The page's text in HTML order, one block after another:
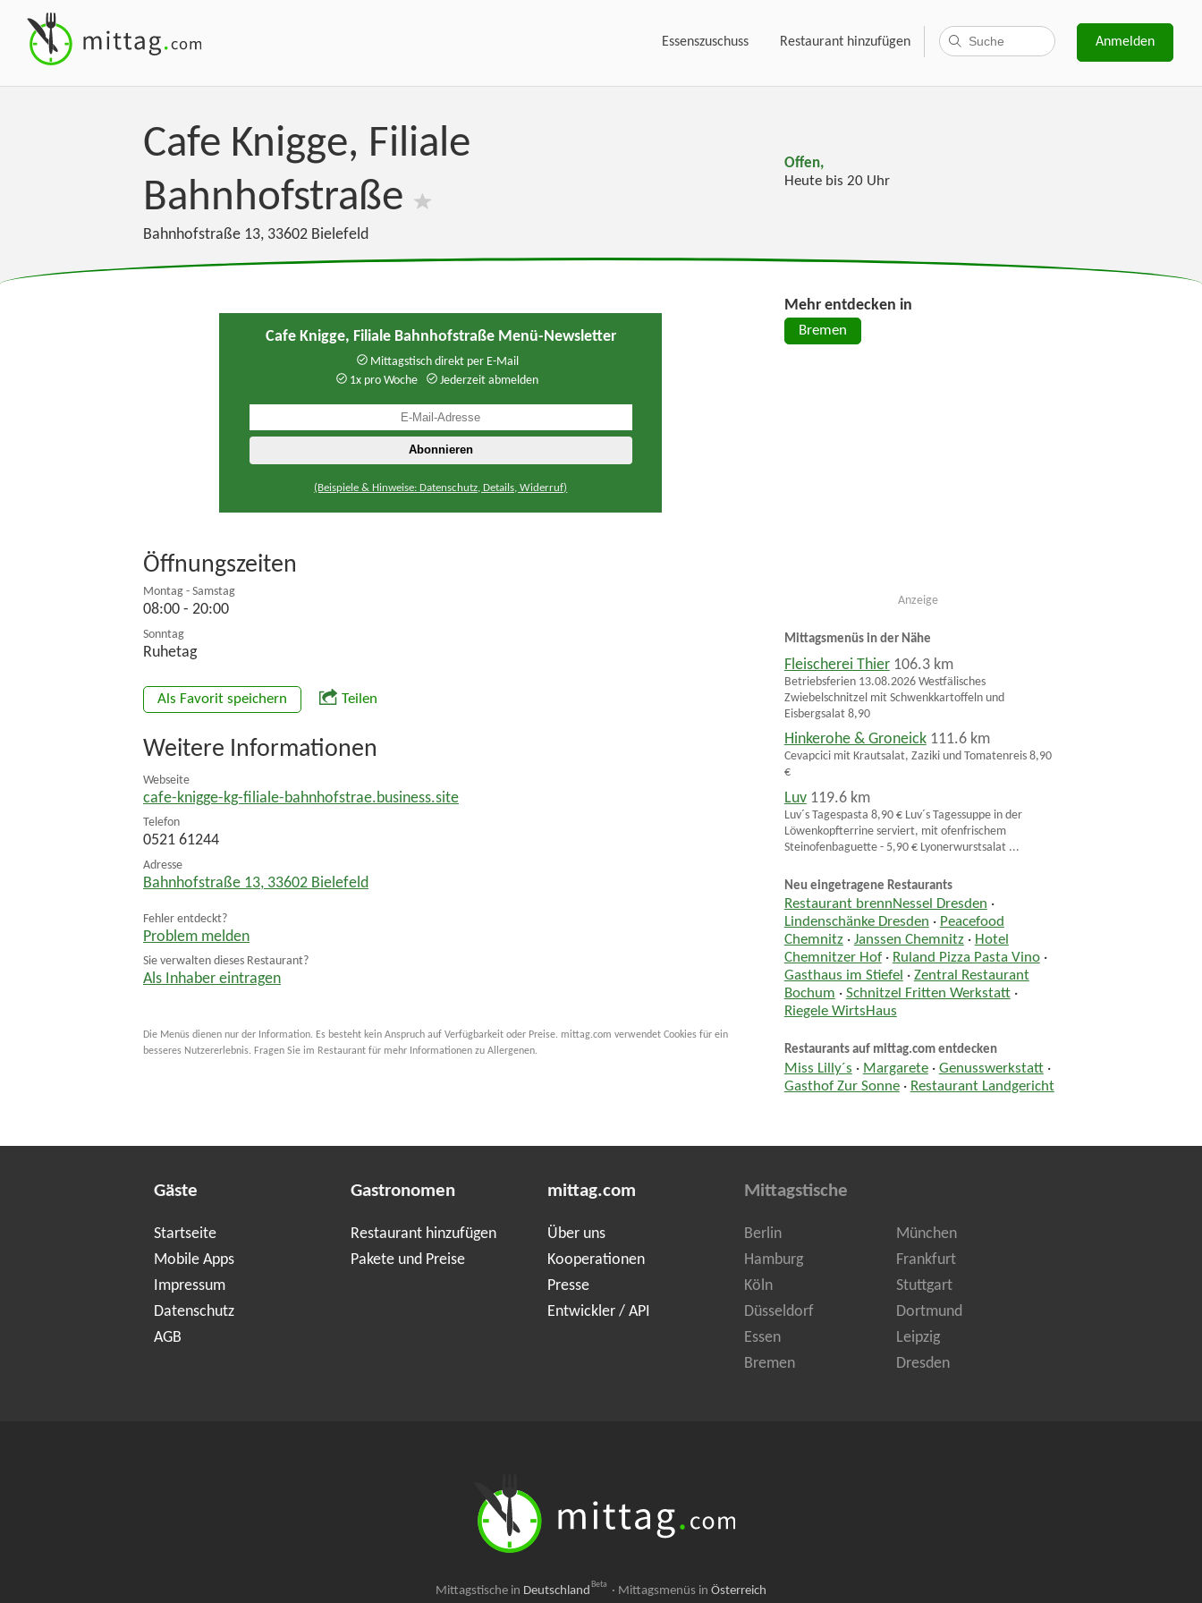
Essenszuschuss Restaurant hinzufügen Anmelden
Cafe Knigge, Filiale
Bahnhofstraße
Bahnhofstraße 13, 33602 Bielefeld
Offen,
Heute bis 20 Uhr
Cafe Knigge, Filiale Bahnhofstraße Menü-Newsletter
Mittagstisch direkt per E-Mail
1x pro Woche
Jederzeit abmelden
(Beispiele & Hinweise: Datenschutz, Details, Widerruf)
Öffnungszeiten
Montag - Samstag
08:00 - 20:00
Sonntag
Ruhetag
Als Favorit speichern Teilen
Weitere Informationen
Webseite
cafe-knigge-kg-filiale-bahnhofstrae.business.site
Telefon
0521 61244
Adresse
Bahnhofstraße 13, 33602 Bielefeld
Fehler entdeckt?
Problem melden
Sie verwalten dieses Restaurant?
Als Inhaber eintragen
Die Menüs dienen nur der Information. Es besteht kein Anspruch auf Verfügbarkeit oder Preise. mittag.com verwendet Cookies für ein
besseres Nutzererlebnis. Fragen Sie im Restaurant für mehr Informationen zu Allergenen.
Mehr entdecken in
Bremen
Anzeige
Mittagsmenüs in der Nähe
Fleischerei Thier 106.3 km
Betriebsferien 13.08.2026 Westfälisches
Zwiebelschnitzel mit Schwenkkartoffeln und
Eisbergsalat 8,90
Hinkerohe & Groneick 111.6 km
Cevapcici mit Krautsalat, Zaziki und Tomatenreis 8,90
€
Luv 119.6 km
Luv´s Tagespasta 8,90 € Luv´s Tagessuppe in der
Löwenkopfterrine serviert, mit ofenfrischem
Steinofenbaguette - 5,90 € Lyonerwurstsalat ...
Neu eingetragene Restaurants
Restaurant brennNessel Dresden ·
Lindenschänke Dresden · Peacefood
Chemnitz· Janssen Chemnitz· Hotel
Chemnitzer Hof· Ruland Pizza Pasta Vino·
Gasthaus im Stiefel · Zentral Restaurant
Bochum · Schnitzel Fritten Werkstatt·
Riegele WirtsHaus
Restaurants auf mittag.com entdecken
Miss Lilly´s · Margarete· Genusswerkstatt·
Gasthof Zur Sonne· Restaurant Landgericht
Gäste
Startseite
Mobile Apps
Impressum
Datenschutz
AGB
Gastronomen
Restaurant hinzufügen
Pakete und Preise
mittag.com
Über uns
Kooperationen
Presse
Entwickler / API
Mittagstische
Berlin
München
Hamburg
Frankfurt
Köln
Stuttgart
Düsseldorf
Dortmund
Essen
Leipzig
Bremen
Dresden
Mittagstische in Deutschland Beta · Mittagsmenüs in Österreich